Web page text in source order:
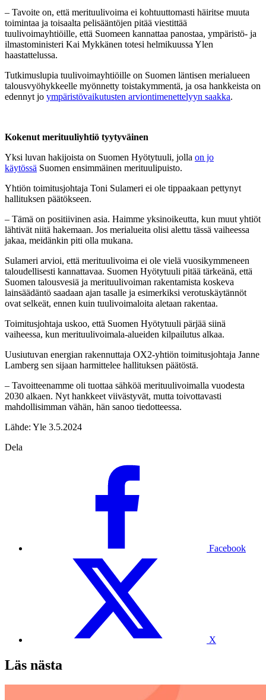
– Tavoite on, että merituulivoima ei kohtuuttomasti häiritse muuta
toimintaa ja toisaalta pelisääntöjen pitää viestittää
tuulivoimayhtiöille, että Suomeen kannattaa panostaa, ympäristö- ja
ilmastoministeri Kai Mykkänen totesi helmikuussa Ylen
haastattelussa.
Tutkimuslupia tuulivoimayhtiöille on Suomen läntisen merialueen
talousvyöhykkeelle myönnetty toistakymmentä, ja osa hankkeista on
edennyt jo ympäristövaikutusten arviontimenettelyyn saakka.
Kokenut merituuliyhtiö tyytyväinen
Yksi luvan hakijoista on Suomen Hyötytuuli, jolla on jo
käytössä Suomen ensimmäinen merituulipuisto.
Yhtiön toimitusjohtaja Toni Sulameri ei ole tippaakaan pettynyt
hallituksen päätökseen.
– Tämä on positiivinen asia. Haimme yksinoikeutta, kun muut yhtiöt
lähtivät niitä hakemaan. Jos merialueita olisi alettu tässä vaiheessa
jakaa, meidänkin piti olla mukana.
Sulameri arvioi, että merituulivoima ei ole vielä vuosikymmeneen
taloudellisesti kannattavaa. Suomen Hyötytuuli pitää tärkeänä, että
Suomen talousvesiä ja merituulivoiman rakentamista koskeva
lainsäädäntö saadaan ajan tasalle ja esimerkiksi verotuskäytännöt
ovat selkeät, ennen kuin tuulivoimaloita aletaan rakentaa.
Toimitusjohtaja uskoo, että Suomen Hyötytuuli pärjää siinä
vaiheessa, kun merituulivoimala-alueiden kilpailutus alkaa.
Uusiutuvan energian rakennuttaja OX2-yhtiön toimitusjohtaja Janne
Lamberg sen sijaan harmittelee hallituksen päätöstä.
– Tavoitteenamme oli tuottaa sähköä merituulivoimalla vuodesta
2030 alkaen. Nyt hankkeet viivästyvät, mutta toivottavasti
mahdollisimman vähän, hän sanoo tiedotteessa.
Lähde: Yle 3.5.2024
Dela
Facebook
X
Läs nästa